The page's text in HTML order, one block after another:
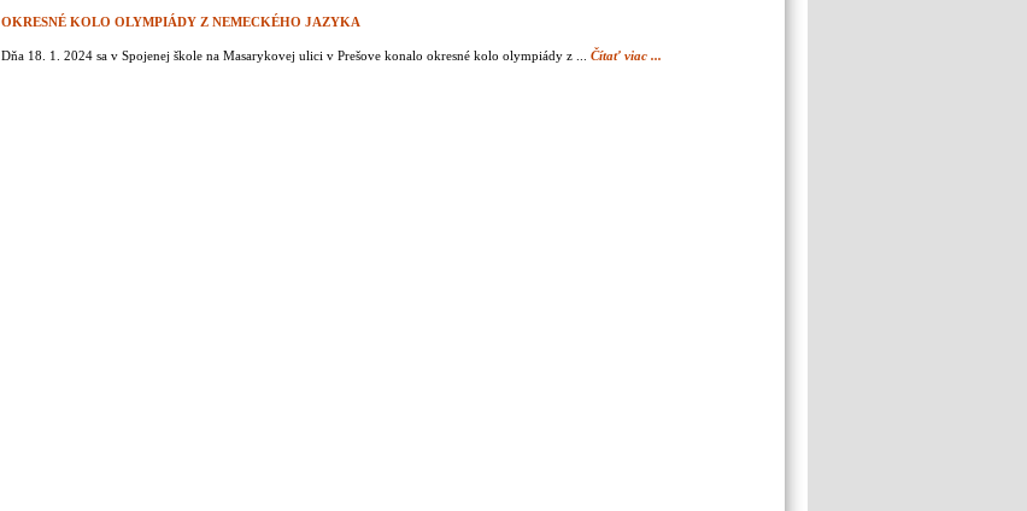
OKRESNÉ KOLO OLYMPIÁDY Z NEMECKÉHO JAZYKA
Dňa 18. 1. 2024 sa v Spojenej škole na Masarykovej ulici v Prešove konalo okresné kolo olympiády z ... Čítať viac ...